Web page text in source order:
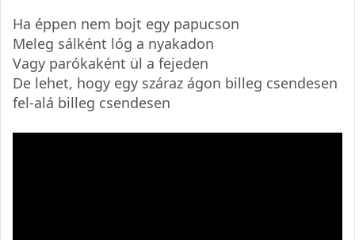
Ha éppen nem bojt egy papucson
Meleg sálként lóg a nyakadon
Vagy parókaként ül a fejeden
De lehet, hogy egy száraz ágon billeg csendesen
fel-alá billeg csendesen